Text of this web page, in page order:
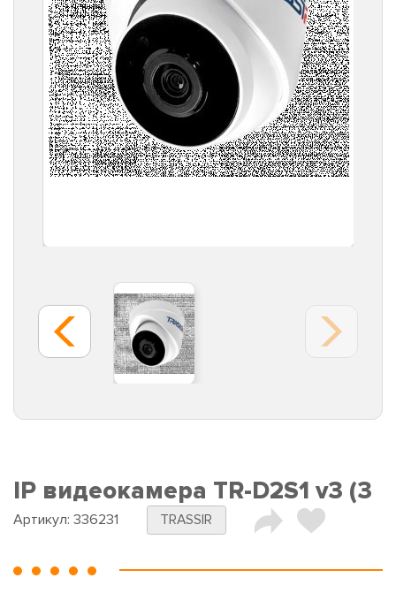
IP видеокамера TR-D2S1 v3 (3
Артикул: 336231 TRASSIR